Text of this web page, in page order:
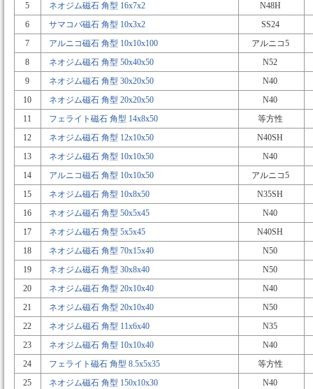
5
ネオジム磁石 角型 16x7x2
N48H
6
サマコバ磁石 角型 10x3x2
SS24
7
アルニコ磁石 角型 10x10x100
アルニコ5
8
ネオジム磁石 角型 50x40x50
N52
9
ネオジム磁石 角型 30x20x50
N40
10
ネオジム磁石 角型 20x20x50
N40
11
フェライト磁石 角型 14x8x50
等方性
12
ネオジム磁石 角型 12x10x50
N40SH
13
ネオジム磁石 角型 10x10x50
N40
14
アルニコ磁石 角型 10x10x50
アルニコ5
15
ネオジム磁石 角型 10x8x50
N35SH
16
ネオジム磁石 角型 50x5x45
N40
17
ネオジム磁石 角型 5x5x45
N40SH
18
ネオジム磁石 角型 70x15x40
N50
19
ネオジム磁石 角型 30x8x40
N50
20
ネオジム磁石 角型 20x10x40
N40
21
ネオジム磁石 角型 20x10x40
N50
22
ネオジム磁石 角型 11x6x40
N35
23
ネオジム磁石 角型 10x10x40
N40
24
フェライト磁石 角型 8.5x5x35
等方性
25
ネオジム磁石 角型 150x10x30
N40